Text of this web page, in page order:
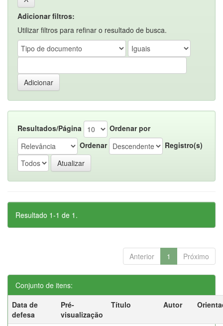
Adicionar filtros:
Utilizar filtros para refinar o resultado de busca.
Resultados/Página
Ordenar por
Ordenar
Registro(s)
Resultado 1-1 de 1.
Anterior 1 Próximo
Conjunto de itens:
Data de
defesa
Pré-
visualização
Título Autor